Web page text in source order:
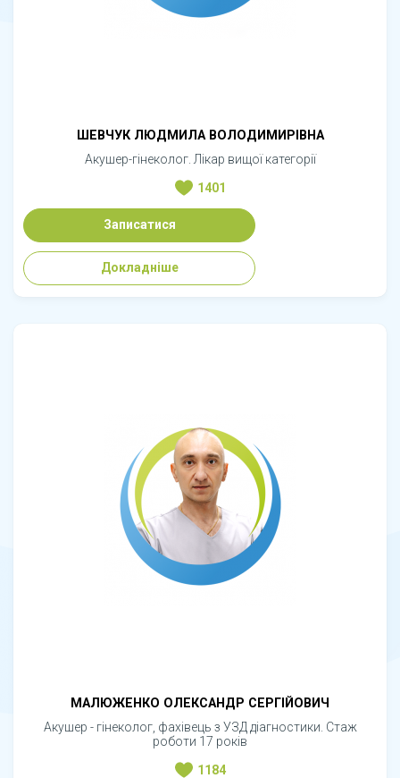
ШЕВЧУК ЛЮДМИЛА ВОЛОДИМИРІВНА
Акушер-гінеколог. Лікар вищої категорії
1401
Записатися
Докладніше
МАЛЮЖЕНКО ОЛЕКСАНДР СЕРГІЙОВИЧ
Акушер - гінеколог, фахівець з УЗД діагностики. Стаж
роботи 17 років
1184